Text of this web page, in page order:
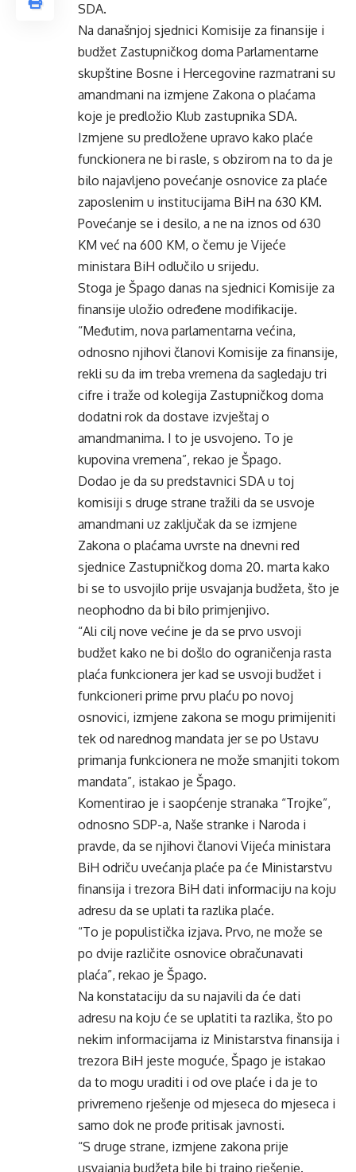
SDA.
Na današnjoj sjednici Komisije za finansije i
budžet Zastupničkog doma Parlamentarne
skupštine Bosne i Hercegovine razmatrani su
amandmani na izmjene Zakona o plaćama
koje je predložio Klub zastupnika SDA.
Izmjene su predložene upravo kako plaće
funckionera ne bi rasle, s obzirom na to da je
bilo najavljeno povećanje osnovice za plaće
zaposlenim u institucijama BiH na 630 KM.
Povećanje se i desilo, a ne na iznos od 630
KM već na 600 KM, o čemu je Vijeće
ministara BiH odlučilo u srijedu.
Stoga je Špago danas na sjednici Komisije za
finansije uložio određene modifikacije.
“Međutim, nova parlamentarna većina,
odnosno njihovi članovi Komisije za finansije,
rekli su da im treba vremena da sagledaju tri
cifre i traže od kolegija Zastupničkog doma
dodatni rok da dostave izvještaj o
amandmanima. I to je usvojeno. To je
kupovina vremena”, rekao je Špago.
Dodao je da su predstavnici SDA u toj
komisiji s druge strane tražili da se usvoje
amandmani uz zaključak da se izmjene
Zakona o plaćama uvrste na dnevni red
sjednice Zastupničkog doma 20. marta kako
bi se to usvojilo prije usvajanja budžeta, što je
neophodno da bi bilo primjenjivo.
“Ali cilj nove većine je da se prvo usvoji
budžet kako ne bi došlo do ograničenja rasta
plaća funkcionera jer kad se usvoji budžet i
funkcioneri prime prvu plaću po novoj
osnovici, izmjene zakona se mogu primijeniti
tek od narednog mandata jer se po Ustavu
primanja funkcionera ne može smanjiti tokom
mandata”, istakao je Špago.
Komentirao je i saopćenje stranaka “Trojke”,
odnosno SDP-a, Naše stranke i Naroda i
pravde, da se njihovi članovi Vijeća ministara
BiH odriču uvećanja plaće pa će Ministarstvu
finansija i trezora BiH dati informaciju na koju
adresu da se uplati ta razlika plaće.
“To je populistička izjava. Prvo, ne može se
po dvije različite osnovice obračunavati
plaća”, rekao je Špago.
Na konstataciju da su najavili da će dati
adresu na koju će se uplatiti ta razlika, što po
nekim informacijama iz Ministarstva finansija i
trezora BiH jeste moguće, Špago je istakao
da to mogu uraditi i od ove plaće i da je to
privremeno rješenje od mjeseca do mjeseca i
samo dok ne prođe pritisak javnosti.
“S druge strane, izmjene zakona prije
usvajanja budžeta bile bi trajno rješenje.